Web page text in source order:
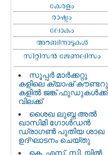
സൂപ്പർ മാർക്കറ്റു
കളിലെ ക്യാഷ് കൗണ്ടറു
കളിൽ ജങ്ക് ഫുഡുകൾക്ക്
വിലക്ക്
ശൈഖ ലുബ്ന അൽ
ഖാസിമി ഗോൾഡൻ
ഡ്രാഗൺ പുതിയ ശാഖ
ഉദ്ഘാടനം ചെയ്തു
കെ. എസ്. സി. യിൽ